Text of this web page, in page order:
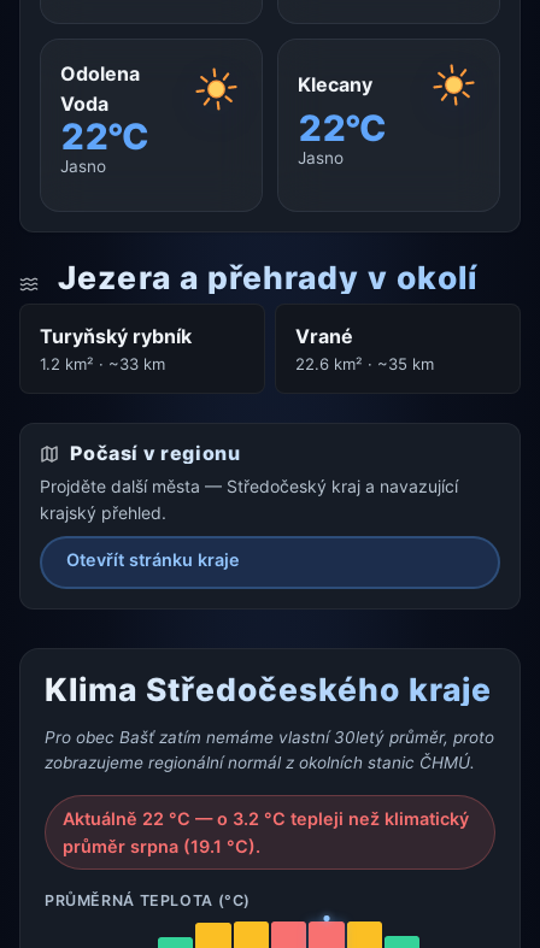
Odolena
Voda
22°C
Jasno
Klecany
22°C
Jasno
Jezera a přehrady v okolí
Turyňský rybník
1.2 km² · ~33 km
Vrané
22.6 km² · ~35 km
Počasí v regionu
Projděte další města — Středočeský kraj a navazující
krajský přehled.
Otevřít stránku kraje
Klima Středočeského kraje
Pro obec Bašť zatím nemáme vlastní 30letý průměr, proto
zobrazujeme regionální normál z okolních stanic ČHMÚ.
Aktuálně 22 °C — o 3.2 °C tepleji než klimatický
průměr srpna (19.1 °C).
PRŮMĚRNÁ TEPLOTA (°C)